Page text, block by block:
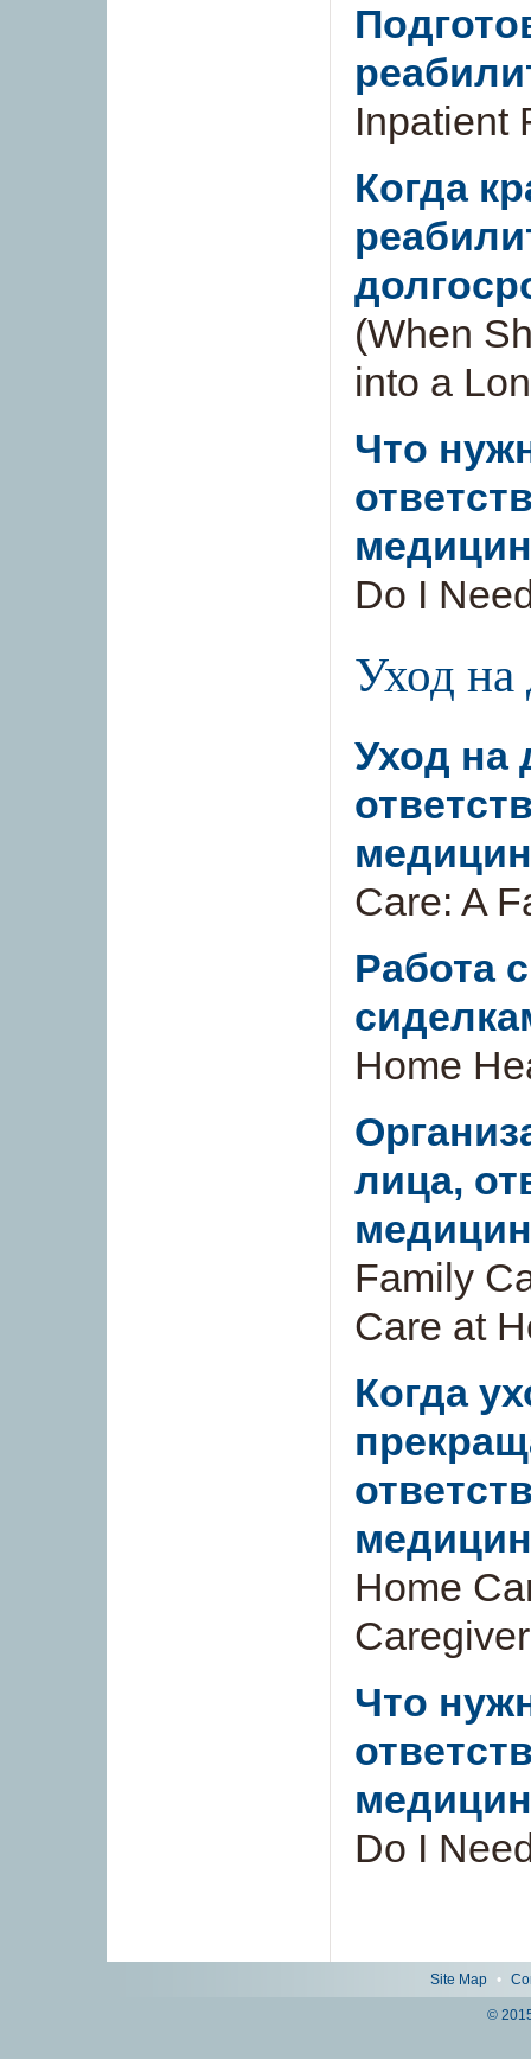
Inpatient
Когда
(When
into a
Что
Do I
Уход
Уход на
Care: A
Работа
Home
лица,
Family
Care at
Когда
Home
Что
Do I
Site Map •
©